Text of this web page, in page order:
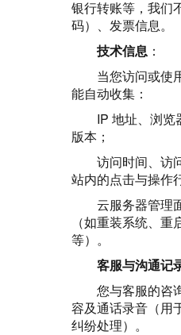
银行转账等，我们
码）、发票信息。
技术信息 ：
当您访问或使
能自动收集：
IP 地址、浏览
版本；
访问时间、访
站内的点击与操作
云服务器管理
（如重装系统、
等）。
客服与沟通记
您与客服的咨
容及通话录音（用
纠纷处理）。